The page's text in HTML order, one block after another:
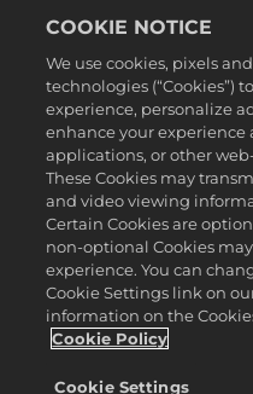
Politique
Politique
Ne pas vendre ou
Order
2K
©2016-2026 Take-Two
Civilization, and their
Interactive
Toutes les marques
sont la propriété de
COOKIE NOTICE
We use cookies, pixels
technologies (“Cookies”)
experience, personalize
enhance your experience
applications, or other web-
These Cookies may
and video viewing
Certain Cookies are
non-optional Cookies
experience. You can
Cookie Settings link on
information on the
Cookie Policy
Cookie Settings